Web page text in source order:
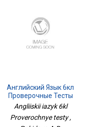
Английский Язык 6кл
Проверочные Тесты
Angliiskii iazyk 6kl
Proverochnye testy ,